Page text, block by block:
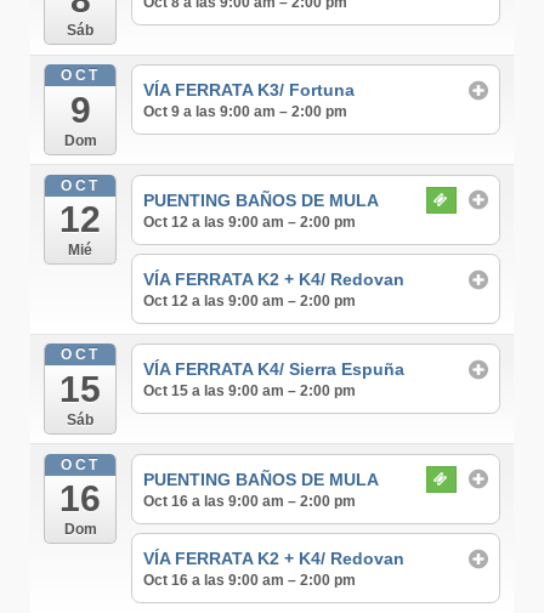
Sáb
OCT
9
Dom
VÍA FERRATA K3/ Fortuna
Oct 9 a las 9:00 am – 2:00 pm
OCT
12
Mié
PUENTING BAÑOS DE MULA
Oct 12 a las 9:00 am – 2:00 pm
VÍA FERRATA K2 + K4/ Redovan
Oct 12 a las 9:00 am – 2:00 pm
OCT
15
Sáb
VÍA FERRATA K4/ Sierra Espuña
Oct 15 a las 9:00 am – 2:00 pm
OCT
16
Dom
PUENTING BAÑOS DE MULA
Oct 16 a las 9:00 am – 2:00 pm
VÍA FERRATA K2 + K4/ Redovan
Oct 16 a las 9:00 am – 2:00 pm